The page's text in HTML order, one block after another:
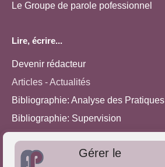
Gérer le
Le Groupe de parole pofessionnel
Lire, écrire...
Devenir rédacteur
Articles - Actualités
Bibliographie: Analyse des Pratiques
Bibliographie: Supervision
Approches de l'Analyse des pratiques